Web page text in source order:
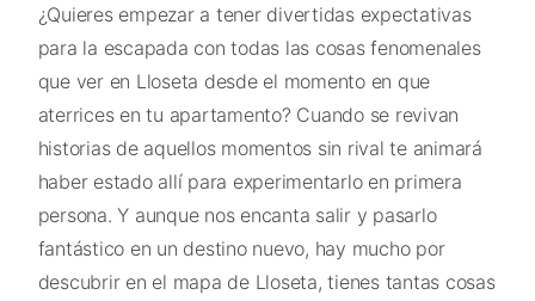
¿Quieres empezar a tener divertidas expectativas
para la escapada con todas las cosas fenomenales
que ver en Lloseta desde el momento en que
aterrices en tu apartamento? Cuando se revivan
historias de aquellos momentos sin rival te animará
haber estado allí para experimentarlo en primera
persona. Y aunque nos encanta salir y pasarlo
fantástico en un destino nuevo, hay mucho por
descubrir en el mapa de Lloseta, tienes tantas cosas